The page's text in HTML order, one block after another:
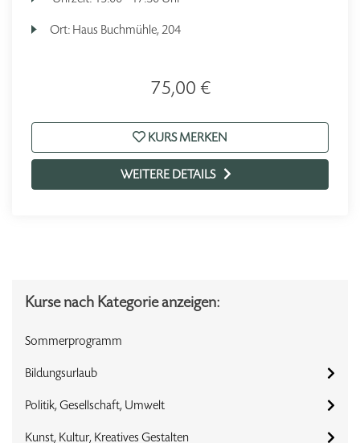
Ort: Haus Buchmühle, 204
75,00 €
KURS MERKEN
WEITERE DETAILS
Kurse nach Kategorie anzeigen:
Sommerprogramm
Bildungsurlaub
Politik, Gesellschaft, Umwelt
Kunst, Kultur, Kreatives Gestalten